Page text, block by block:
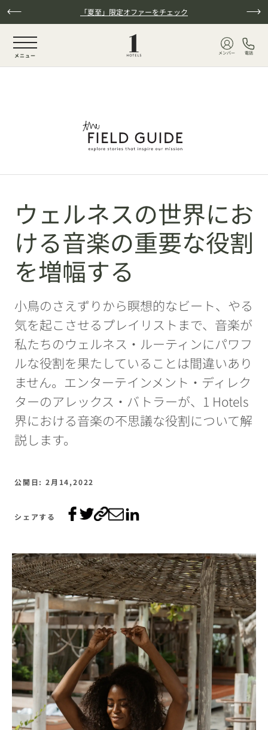
本文へスキップ 「夏至」限定オファーをチェック
NaN / 6
メニュー メンバー 電話
ウェルネスの世界にお
ける音楽の重要な役割
を増幅する
小鳥のさえずりから瞑想的なビート、やる
気を起こさせるプレイリストまで、音楽が
私たちのウェルネス・ルーティンにパワフ
ルな役割を果たしていることは間違いあり
ません。エンターテインメント・ディレク
ターのアレックス・バトラーが、1 Hotels
界における音楽の不思議な役割について解
説します。
公開日: 2月14,2022
シェアする